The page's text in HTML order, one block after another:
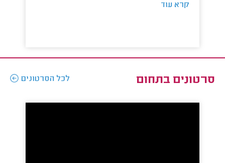
קרא עוד
סרטונים בתחום לכל הסרטונים